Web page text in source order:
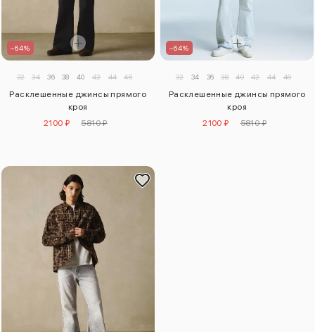
–64%
32 34 36 38 40 42 44 46
Расклешенные джинсы прямого
кроя
2100 ₽
5810 ₽
–64%
32 34 36 38 40 42 44 46
Расклешенные джинсы прямого
кроя
2100 ₽
5810 ₽